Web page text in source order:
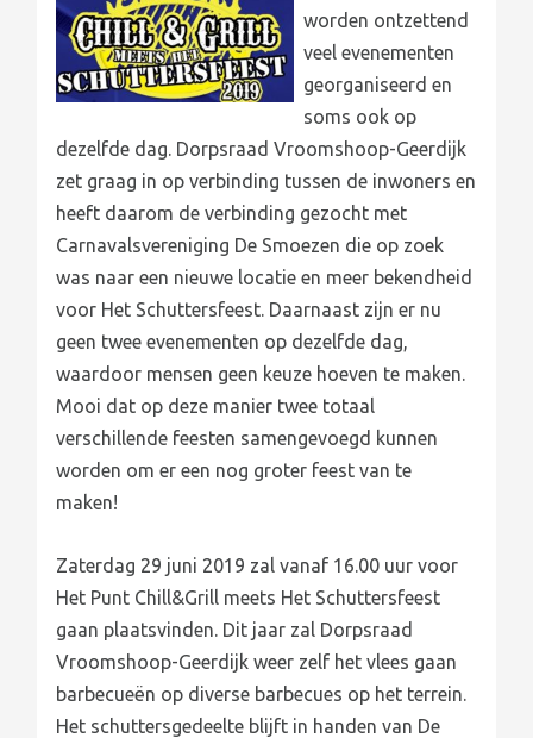
worden ontzettend
veel evenementen
georganiseerd en
soms ook op
dezelfde dag. Dorpsraad Vroomshoop-Geerdijk
zet graag in op verbinding tussen de inwoners en
heeft daarom de verbinding gezocht met
Carnavalsvereniging De Smoezen die op zoek
was naar een nieuwe locatie en meer bekendheid
voor Het Schuttersfeest. Daarnaast zijn er nu
geen twee evenementen op dezelfde dag,
waardoor mensen geen keuze hoeven te maken.
Mooi dat op deze manier twee totaal
verschillende feesten samengevoegd kunnen
worden om er een nog groter feest van te
maken!
Zaterdag 29 juni 2019 zal vanaf 16.00 uur voor
Het Punt Chill&Grill meets Het Schuttersfeest
gaan plaatsvinden. Dit jaar zal Dorpsraad
Vroomshoop-Geerdijk weer zelf het vlees gaan
barbecueën op diverse barbecues op het terrein.
Het schuttersgedeelte blijft in handen van De